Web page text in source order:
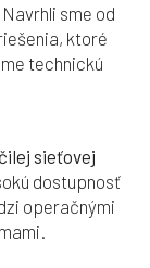
sme od
ktoré
technickú
sieťovej
dostupnosť
operačnými